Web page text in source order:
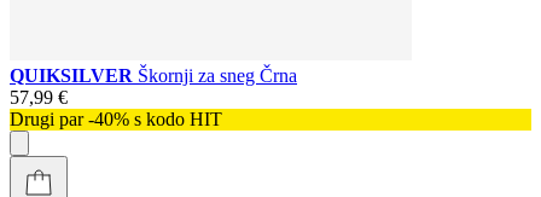
QUIKSILVER Škornji za sneg Črna
57,99 €
Drugi par -40% s kodo HIT